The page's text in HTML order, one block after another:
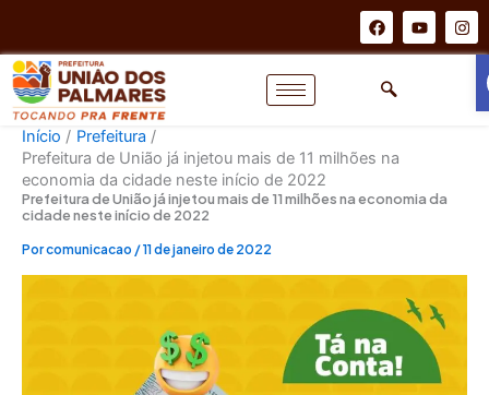
conteúdo
F
a
c
b
o
Y
o
u
I
n
s
Início
Prefeitura
Prefeitura de União já injetou mais de 11 milhões na
economia da cidade neste início de 2022
Prefeitura de União já injetou mais de 11 milhões na economia da
cidade neste início de 2022
Porcomunicacao /11 de janeiro de 2022